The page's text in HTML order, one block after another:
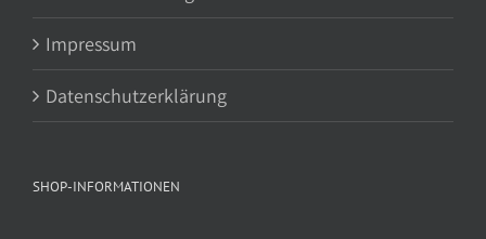
Impressum
Datenschutzerklärung
SHOP-INFORMATIONEN